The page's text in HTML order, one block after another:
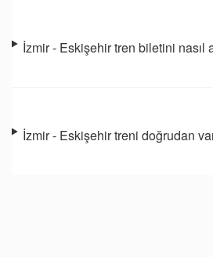
İzmir - Eskişehir tren biletini nasıl
İzmir - Eskişehir treni doğrudan